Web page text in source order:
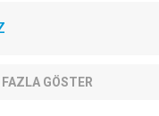
FAZLA GÖSTER